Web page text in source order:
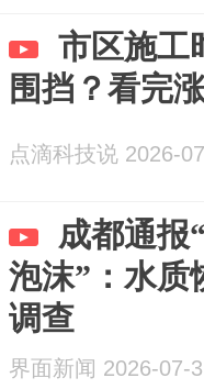
市区施工
围挡？看完
点滴科技说 2026-
成都通报
泡沫”：水质
调查
界面新闻 2026-07-